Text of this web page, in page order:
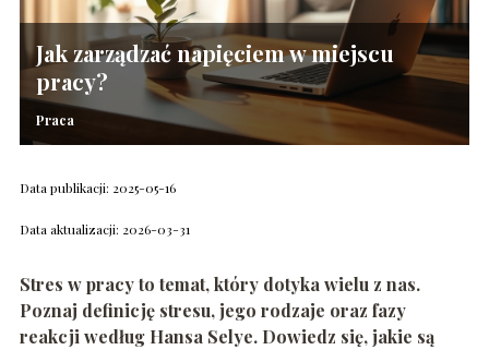
Jak zarządzać napięciem w miejscu
pracy?
Praca
Data publikacji: 2025-05-16
Data aktualizacji: 2026-03-31
Stres w pracy to temat, który dotyka wielu z nas.
Poznaj definicję stresu, jego rodzaje oraz fazy
reakcji według Hansa Selye. Dowiedz się, jakie są